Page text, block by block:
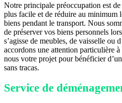
Notre principale préoccupation est
plus facile et de réduire au minimum
biens pendant le transport. Nous
de préserver vos biens personnels
s’agisse de meubles, de vaisselle ou
accordons une attention particulière
nous votre projet pour bénéficier
sans tracas.
Service de